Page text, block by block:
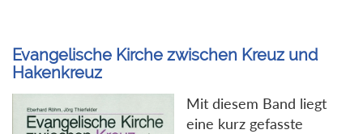
Evangelische Kirche zwischen Kreuz und
Hakenkreuz
Mit diesem Band liegt
eine kurz gefasste